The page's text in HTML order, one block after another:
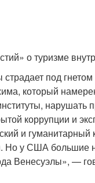
о туризме
под гнетом
который
нарушать
коррупции и
и гуманитарный
Но у США большие
Венесуэлы», —